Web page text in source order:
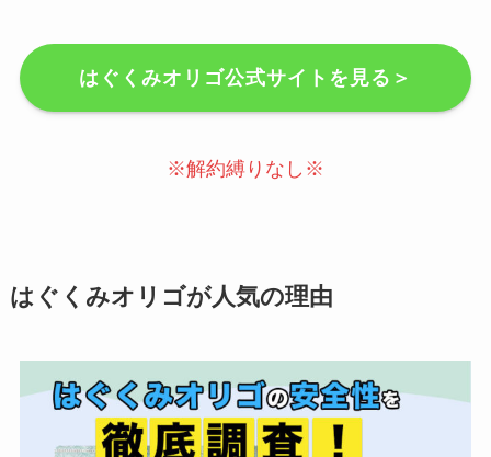
はぐくみオリゴ公式サイトを見る＞
※解約縛りなし※
はぐくみオリゴが人気の理由